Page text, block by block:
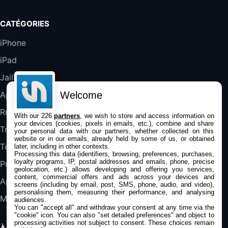
Galaxy S25 FE 6,7\" 5G Nano SIM 128 Go
Blanc
357,4€
Jeu FIFA 20 sur PC (code à télécharger)
45,98€57,99€Rue Du Commerce (Vendeur Tiers)
CATÉGORIES
iPhone
iPad
Jailbreak
Applications
Rumeurs
Trucs & astuces
Tests
Promos
Apple
Mac
Welcome
With our 226partners , we wish to store and access information on
your devices (cookies, pixels in emails, etc.), combine and share
your personal data with our partners, whether collected on this
website or in our emails, already held by some of us, or obtained
later, including in other contexts.
Processing this data (identifiers, browsing, preferences, purchases,
loyalty programs, IP, postal addresses and emails, phone, precise
geolocation, etc.) allows developing and offering you services,
content, commercial offers and ads across your devices and
screens (including by email, post, SMS, phone, audio, and video),
personalising them, measuring their performance, and analysing
audiences.
You can "accept all" and withdraw your consent at any time via the
"cookie" icon. You can also "set detailed preferences" and object to
processing activities not subject to consent. These choices remain